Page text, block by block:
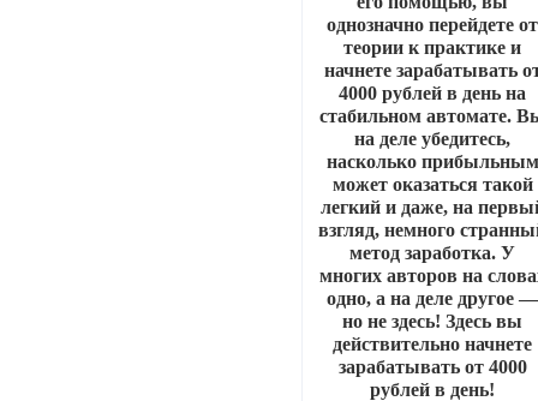
однозначно перейдете от
теории к практике и
начнете зарабатывать
4000 рублей в день на
стабильном автомате.
на деле убедитесь,
насколько прибыльным
может оказаться такой
легкий и даже, на
взгляд, немного
метод заработка. У
многих авторов на
одно, а на деле другое —
но не здесь! Здесь вы
действительно начнете
зарабатывать от 4000
рублей в день!